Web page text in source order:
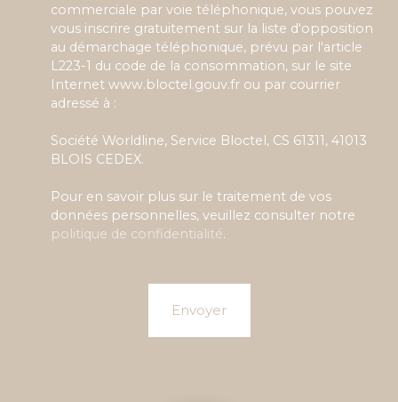
commerciale par voie téléphonique, vous pouvez
vous inscrire gratuitement sur la liste d'opposition
au démarchage téléphonique, prévu par l'article
L223-1 du code de la consommation, sur le site
Internet www.bloctel.gouv.fr ou par courrier
adressé à :
Société Worldline, Service Bloctel, CS 61311, 41013
BLOIS CEDEX.
Pour en savoir plus sur le traitement de vos
données personnelles, veuillez consulter notre
politique de confidentialité.
Envoyer